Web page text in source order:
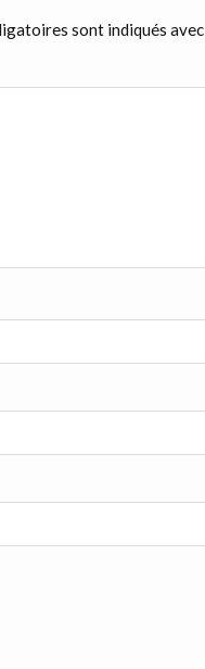
sont indiqués avec